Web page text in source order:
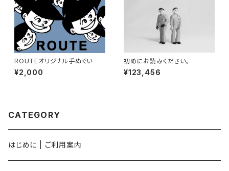
ROUTEオリジナル手ぬぐい
¥2,000
初めにお読みください。
¥123,456
CATEGORY
はじめに | ご利用案内